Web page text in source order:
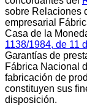
sobre Relaciones
empresarial
Casa de la
1138/1984, de 11
Garantías de
Fábrica Nacional
fabricación de
constituyen sus
disposición.